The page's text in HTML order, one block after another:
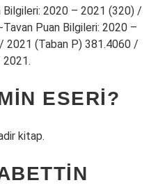
2020 – 2021 (320) /
Puan Bilgileri: 2020 –
2021 (Taban P) 381.4060 /
ESERI?
kitap.